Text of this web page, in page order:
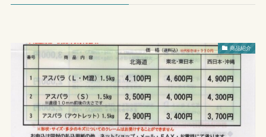
商品紹介